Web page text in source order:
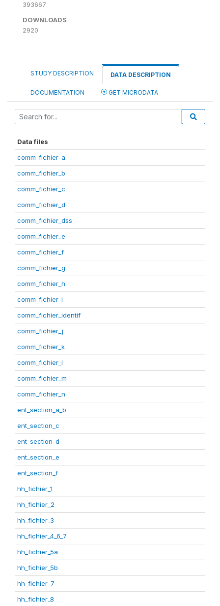
393667
DOWNLOADS
2920
STUDY DESCRIPTION DATA DESCRIPTION
DOCUMENTATION GET MICRODATA
Data files
comm_fichier_a
comm_fichier_b
comm_fichier_c
comm_fichier_d
comm_fichier_dss
comm_fichier_e
comm_fichier_f
comm_fichier_g
comm_fichier_h
comm_fichier_i
comm_fichier_identif
comm_fichier_j
comm_fichier_k
comm_fichier_l
comm_fichier_m
comm_fichier_n
ent_section_a_b
ent_section_c
ent_section_d
ent_section_e
ent_section_f
hh_fichier_1
hh_fichier_2
hh_fichier_3
hh_fichier_4_6_7
hh_fichier_5a
hh_fichier_5b
hh_fichier_7
hh_fichier_8